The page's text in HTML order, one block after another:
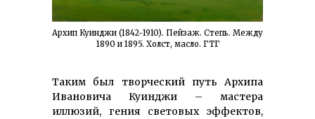
Архип Куинджи (1842-1910). Пейзаж. Степь. Между
1890 и 1895. Холст, масло. ГТГ
Таким был творческий путь Архипа
Ивановича Куинджи – мастера
иллюзий, гения световых эффектов,